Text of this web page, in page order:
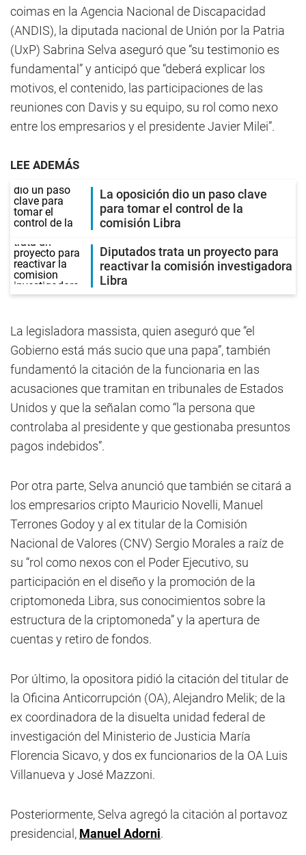
coimas en la Agencia Nacional de Discapacidad
(ANDIS), la diputada nacional de Unión por la Patria
(UxP) Sabrina Selva aseguró que “su testimonio es
fundamental” y anticipó que “deberá explicar los
motivos, el contenido, las participaciones de las
reuniones con Davis y su equipo, su rol como nexo
entre los empresarios y el presidente Javier Milei”.
LEE ADEMÁS
La oposición dio un paso clave
para tomar el control de la
comisión Libra
Diputados trata un proyecto para
reactivar la comisión investigadora
Libra
La legisladora massista, quien aseguró que “el
Gobierno está más sucio que una papa”, también
fundamentó la citación de la funcionaria en las
acusaciones que tramitan en tribunales de Estados
Unidos y que la señalan como “la persona que
controlaba al presidente y que gestionaba presuntos
pagos indebidos”.
Por otra parte, Selva anunció que también se citará a
los empresarios cripto Mauricio Novelli, Manuel
Terrones Godoy y al ex titular de la Comisión
Nacional de Valores (CNV) Sergio Morales a raíz de
su “rol como nexos con el Poder Ejecutivo, su
participación en el diseño y la promoción de la
criptomoneda Libra, sus conocimientos sobre la
estructura de la criptomoneda” y la apertura de
cuentas y retiro de fondos.
Por último, la opositora pidió la citación del titular de
la Oficina Anticorrupción (OA), Alejandro Melik; de la
ex coordinadora de la disuelta unidad federal de
investigación del Ministerio de Justicia María
Florencia Sicavo, y dos ex funcionarios de la OA Luis
Villanueva y José Mazzoni.
Posteriormente, Selva agregó la citación al portavoz
presidencial, Manuel Adorni.